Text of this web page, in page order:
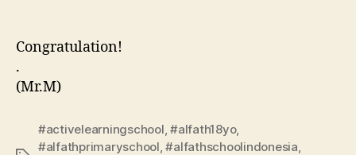
Congratulation!
.
(Mr.M)
#activelearningschool ,#alfath18yo,
#alfathprimaryschool ,#alfathschoolindonesia